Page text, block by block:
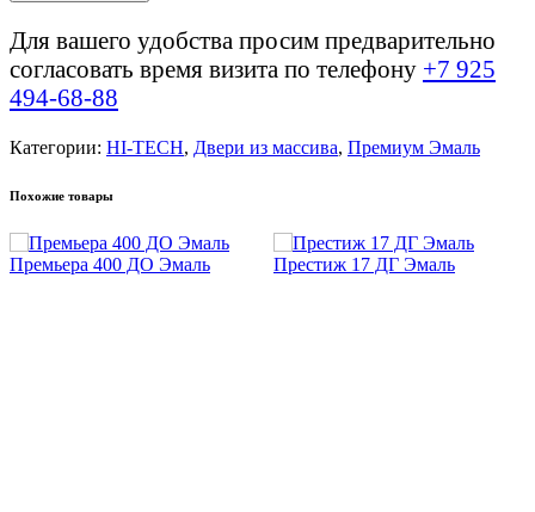
Для вашего удобства просим предварительно
согласовать время визита по телефону +7 925
494-68-88
Категории: HI-TECH, Двери из массива, Премиум Эмаль
Похожие товары
Премьера 400 ДО Эмаль Престиж 17 ДГ Эмаль